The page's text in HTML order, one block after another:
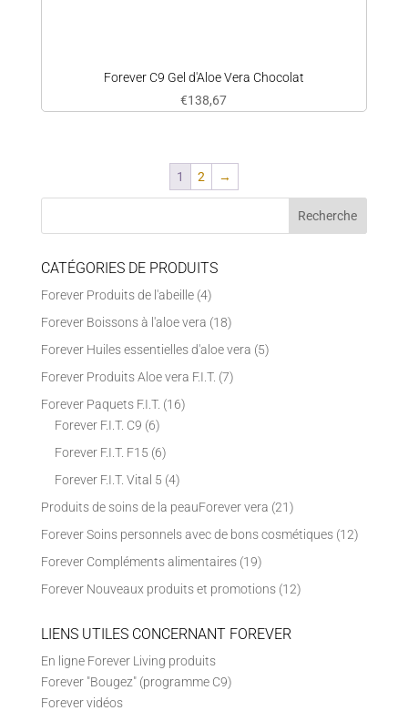
Forever C9 Gel d'Aloe Vera Chocolat
€138,67
1 2 →
CATÉGORIES DE PRODUITS
Forever Produits de l'abeille (4)
Forever Boissons à l'aloe vera (18)
Forever Huiles essentielles d'aloe vera (5)
Forever Produits Aloe vera F.I.T. (7)
Forever Paquets F.I.T. (16)
Forever F.I.T. C9 (6)
Forever F.I.T. F15 (6)
Forever F.I.T. Vital 5 (4)
Produits de soins de la peauForever vera (21)
Forever Soins personnels avec de bons cosmétiques (12)
Forever Compléments alimentaires (19)
Forever Nouveaux produits et promotions (12)
LIENS UTILES CONCERNANT FOREVER
En ligne Forever Living produits
Forever "Bougez" (programme C9)
Forever vidéos